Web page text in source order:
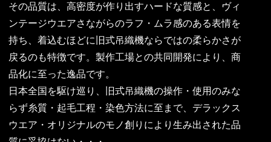
その品質は、高密度が作り出すハードな質感と、ヴィ
ンテージウエアさながらのラフ・ムラ感のある表情を
持ち、着込むほどに旧式吊織機ならではの柔らかさが
戻るのも特徴です。製作工場との共同開発により、商
品化に至った逸品です。
日本全国を駆け巡り、旧式吊織機の操作・使用のみな
らず糸質・起毛工程・染色方法に至まで、デラックス
ウエア・オリジナルのモノ創りにより生み出された品